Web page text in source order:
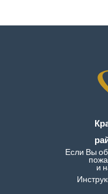
Если Вы
и